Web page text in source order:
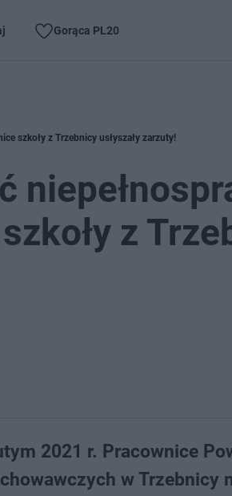
Gorąca PL20
szkoły z Trzebnicy usłyszały zarzuty!
z
2021 r. Pracownice
w Trzebnicy